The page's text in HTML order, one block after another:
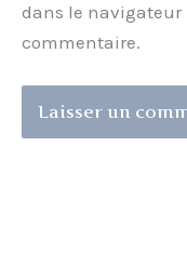
dans le
commentaire.